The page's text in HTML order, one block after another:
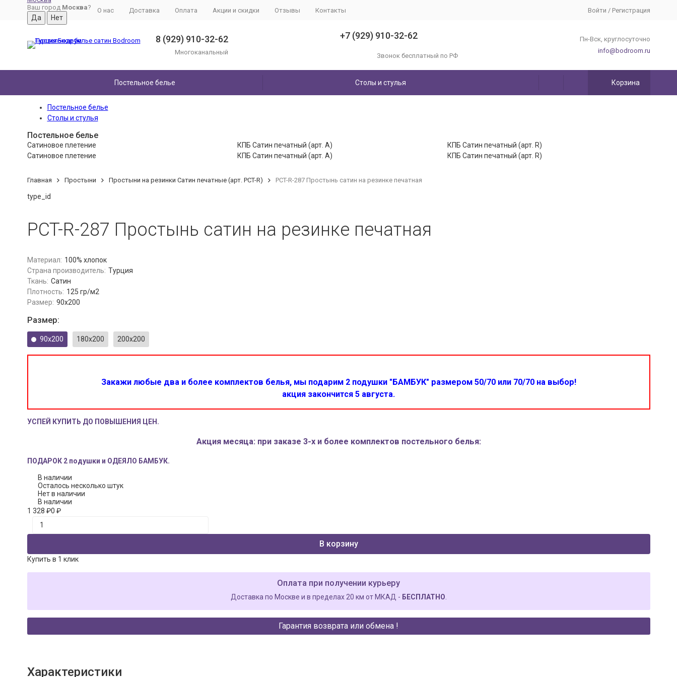
Ваш город Москва? О нас Доставка Оплата Акции и скидки Отзывы Контакты Войти / Регистрация
8 (929) 910-32-62
Многоканальный
+7 (929) 910-32-62
Звонок бесплатный по РФ
Пн-Вск, круглосуточно
info@bodroom.ru
Постельное белье Столы и стулья Корзина
Постельное белье
Столы и стулья
Постельное белье
Сатиновое плетение КПБ Сатин печатный (арт. A)
КПБ Сатин печатный (арт. R)
Сатиновое плетение
КПБ Сатин печатный (арт. A) КПБ Сатин печатный (арт. R)
Главная Простыни Простыни на резинки Сатин печатные (арт. PCT-R) PCT-R-287 Простынь сатин на резинке печатная
type_id
PCT-R-287 Простынь сатин на резинке печатная
Материал: 100% хлопок
Страна производитель: Турция
Ткань: Сатин
Плотность: 125 гр/м2
Размер: 90x200
Размер:
90x200 180x200 200x200
Закажи любые два и более комплектов белья, мы подарим 2 подушки "БАМБУК" размером 50/70 или 70/70 на выбор!
акция закончится 5 августа.
УСПЕЙ КУПИТЬ ДО ПОВЫШЕНИЯ ЦЕН.
Акция месяца: при заказе 3-х и более комплектов постельного белья:
ПОДАРОК 2 подушки и ОДЕЯЛО БАМБУК.
В наличии
Осталось несколько штук
Нет в наличии
В наличии
1 328 ₽0 ₽
В корзину
Купить в 1 клик
Оплата при получении курьеру
Доставка по Москве и в пределах 20 км от МКАД - БЕСПЛАТНО
Гарантия возврата или обмена !
Характеристики